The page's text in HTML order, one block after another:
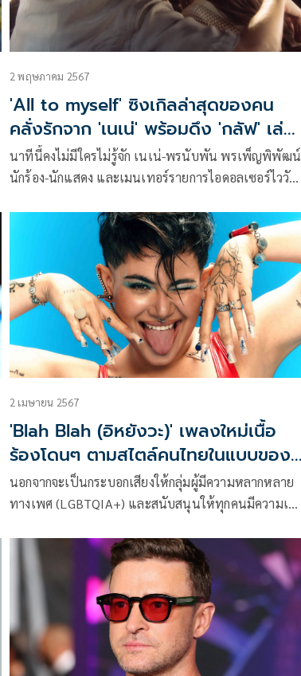
2 พฤษภาคม 2567
'All to myself' ซิงเกิลล่าสุดของคน
คลั่งรักจาก 'เนเน่' พร้อมดึง 'กลัฟ' เล่น
MV
นาทีนี้คงไม่มีใครไม่รู้จัก เนเน่-พรนับพัน พรเพ็ญพิพัฒน์
นักร้อง-นักแสดง และเมนเทอร์รายการไอดอลเซอร์ไววัล
วิดีโอ “All to myself
2 เมษายน 2567
'Blah Blah (อิหยังวะ)' เพลงใหม่เนื้อ
ร้องโดนๆ ตามสไตล์คนไทยในแบบของ
'ซิลวี่'
นอกจากจะเป็นกระบอกเสียงให้กลุ่มผู้มีความหลากหลาย
ทางเพศ (LGBTQIA+) และสนับสนุนให้ทุกคนมีความเชื่อ
ศิลปินเจ้าของเสียงร้องทรงพลัง อัดแน่นด้วยอารมณ์ งาน
เพลงที่มีเอกลักษณ์เฉพาะตัว ทั้งเนื้อหา ดนตรี รวมถึง
ภาพลักษณ์ ที่แสดงตัวตนของเธอออกมาให้รับรู้ชัดเจน